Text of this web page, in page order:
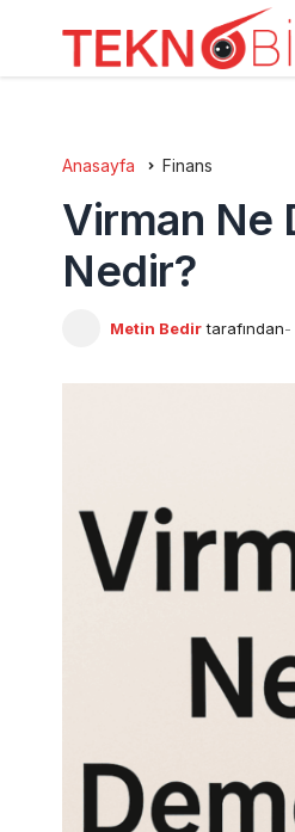
Anasayfa Finans
Virman Ne
Nedir?
Metin Bedir tarafından